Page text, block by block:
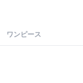
ワンピース